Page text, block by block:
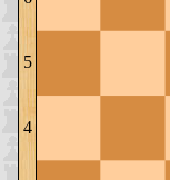
5
4